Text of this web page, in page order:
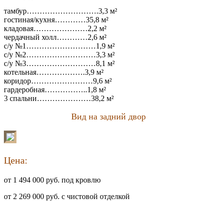
тамбур……………………….3,3 м²
гостиная/кухня…………35,8 м²
кладовая…………………2,2 м²
чердачный холл…………2,6 м²
с/у №1………………………1,9 м²
с/у №2………………………3,3 м²
с/у №3………………………8,1 м²
котельная……………….3,9 м²
коридор……………………9,6 м²
гардеробная……………..1,8 м²
3 спальни…………………38,2 м²
Вид на задний двор
Цена:
от 1 494 000 руб. под кровлю
от 2 269 000 руб. с чистовой отделкой